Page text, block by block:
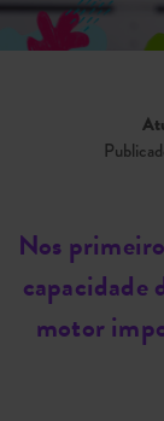
Nos
capacidade
motor